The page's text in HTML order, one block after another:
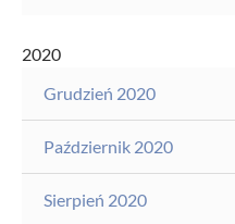
2020
Grudzień 2020
Październik 2020
Sierpień 2020